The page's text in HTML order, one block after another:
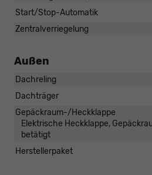
Start/Stop-Automatik
Zentralverriegelung
Außen
Dachreling
Dachträger
Gepäckraum-/Heckklappe
Elektrische Heckklappe,
betätigt
Herstellerpaket